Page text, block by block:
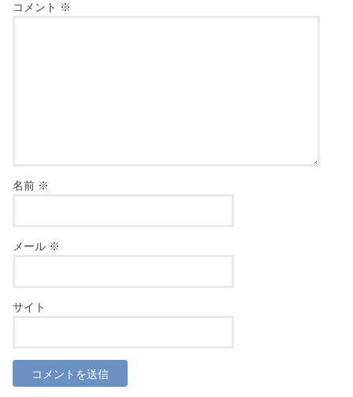
コメント ※
名前 ※
メール ※
サイト